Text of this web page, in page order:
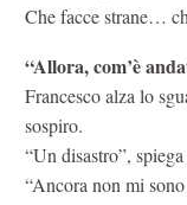
Che facce strane…
“Allora, com’è
Francesco alza lo
sospiro.
“Un disastro”,
“Ancora non mi